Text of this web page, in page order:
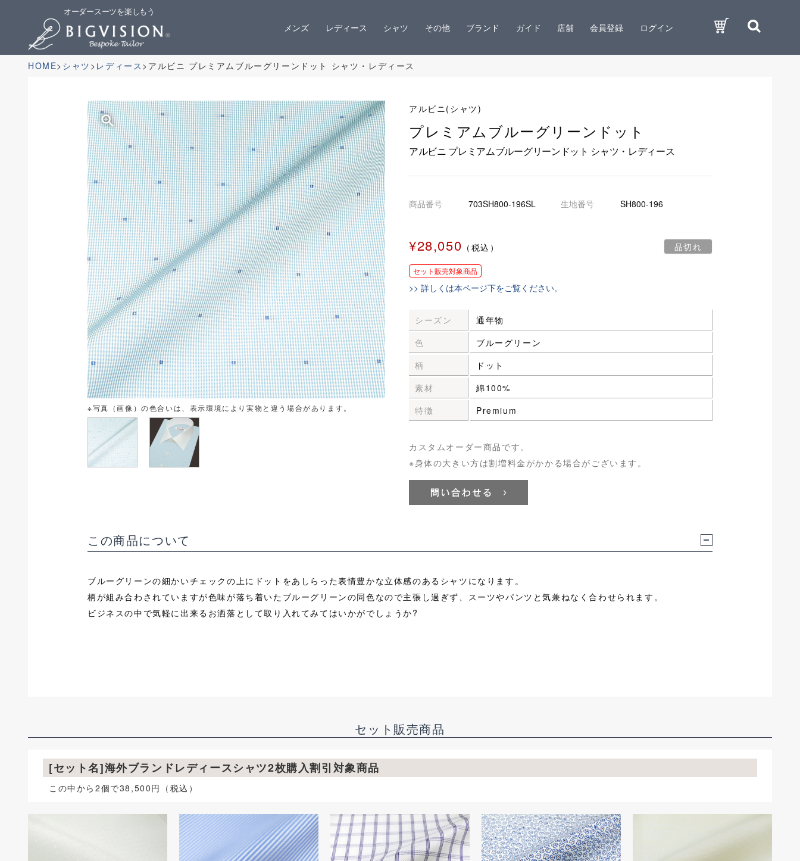
オーダースーツを楽しもう
メンズ レディース シャツ その他 ブランド ガイド 店舗 会員登録 ログイン
HOME シャツ レディース アルビニ プレミアムブルーグリーンドット シャツ・レディース
zoom_in
※写真（画像）の色合いは、表示環境により実物と違う場合があります。
アルビニ(シャツ)
プレミアムブルーグリーンドット
アルビニ プレミアムブルーグリーンドット シャツ・レディース
商品番号 703SH800-196SL 生地番号 SH800-196
¥28,050 （税込） 品切れ
セット販売対象商品
>> 詳しくは本ページ下をご覧ください。
シーズン
通年物
色
ブルーグリーン
柄
ドット
素材
綿100%
特徴
Premium
カスタムオーダー商品です。
※身体の大きい方は割増料金がかかる場合がございます。
この商品について
ブルーグリーンの細かいチェックの上にドットをあしらった表情豊かな立体感のあるシャツになります。
柄が組み合わされていますが色味が落ち着いたブルーグリーンの同色なので主張し過ぎず、スーツやパンツと気兼ねなく合わせられます。
ビジネスの中で気軽に出来るお洒落として取り入れてみてはいかがでしょうか?
セット販売商品
[セット名]海外ブランドレディースシャツ2枚購入割引対象商品
この中から2個で38,500円（税込）